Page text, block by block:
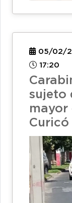
05/02/
17:20
sujeto
mayor
Curicó